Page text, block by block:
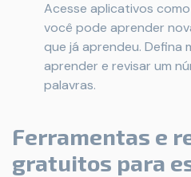
Acesse aplicativos como
você pode aprender
que já aprendeu. Defina
aprender e revisar um
palavras.
Ferramentas e
gratuitos para